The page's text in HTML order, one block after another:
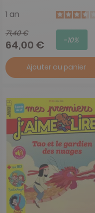
1 an
71,40 €
64,00 € -10%
Ajouter au panier